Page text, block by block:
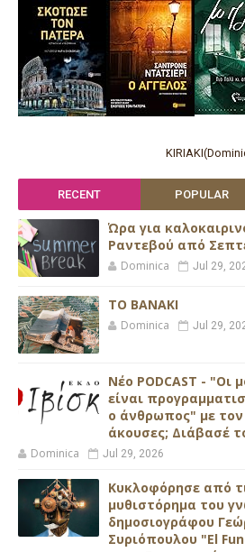
RECENT POPULAR
Ώρα για
Ραντεβού από
Dominica Jul 29,
ΤΟ ΒΑΝΑΚΙ
Dominica Jul 29,
Νέο PODCAST - "Οι
είναι
ο άνθρωπος" με
άκουσες; Διάβασέ
Dominica Jul 29, 2026
Κυκλοφόρησε από
μυθιστόρημα του
δημοσιογράφου
Συριόπουλου "El